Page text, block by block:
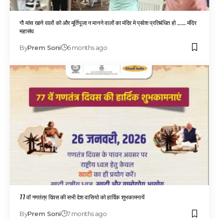
गौ मांस खाने वालों को और मूर्तिपूजा न मानने वालों का मंदिर मे प्रवेश प्रतिबंधित हो ……. मंदिर
महासंघ
ByPrem Soni 6 months ago
77 वॉ गणतंत्र दिवस की सभी देश वासियो को हार्दिक शुभकामनायें
ByPrem Soni 7 months ago